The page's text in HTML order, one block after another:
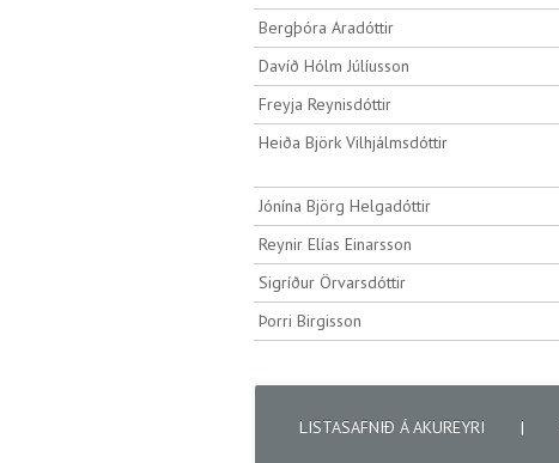
Bergþóra Aradóttir
Davíð Hólm Júlíusson
Freyja Reynisdóttir
Heiða Björk Vilhjálmsdóttir
Jónína Björg Helgadóttir
Reynir Elías Einarsson
Sigríður Örvarsdóttir
Þorri Birgisson
LISTASAFNIÐ Á AKUREYRI |